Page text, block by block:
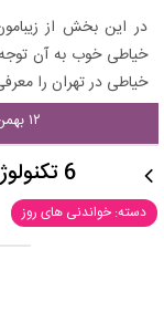
در این بخش از
خیاطی خوب به آن توجه
خیاطی در تهران را
۱۲ بهمن ۱۴۰۰ - ۱۰:۳۹
6 تکنولوژی جذاب را به خانه دعوت کنید!
دسته: خواندنی های روز